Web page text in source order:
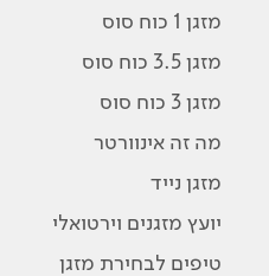
מזגן 1 כוח סוס
מזגן 3.5 כוח סוס
מזגן 3 כוח סוס
מה זה אינוורטר
מזגן נייד
יועץ מזגנים וירטואלי
טיפים לבחירת מזגן